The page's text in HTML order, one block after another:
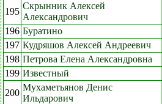
195
Скрынник Алексей
Александрович
196 Буратино
197 Кудряшов Алексей Андреевич
198 Петрова Елена Александровна
199 Известный
200
Мухаметьянов Денис
Ильдарович